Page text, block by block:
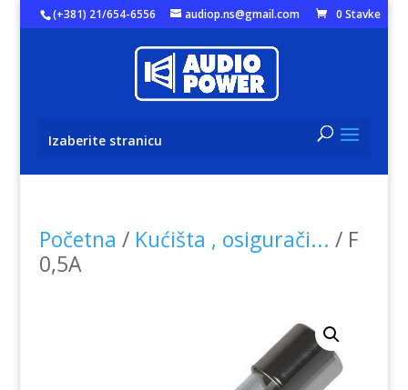
(+381) 21/654-6556 audiop.ns@gmail.com 0 Stavke
Izaberite stranicu
Početna / Kućišta , osigurači... / F
0,5A